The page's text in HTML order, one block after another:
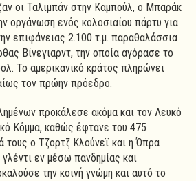
οι Ταλιμπάν στην Καμπούλ, ο Μπαράκ
οργάνωση ενός κολοσιαίου πάρτυ για
επιφάνειας 2.100 τ.μ. παραθαλάσσια
Βίνεγιαρντ, την οποία αγόρασε το
Το αμερικανικό κράτος πληρώνει
τον πρώην πρόεδρο.
προκάλεσε ακόμα και τον Λευκό
Κόμμα, καθώς έφτανε του 475
τους ο Τζορτζ Κλούνεϊ και η Όπρα
γλέντι εν μέσω πανδημίας και
την κοινή γνώμη και αυτό το